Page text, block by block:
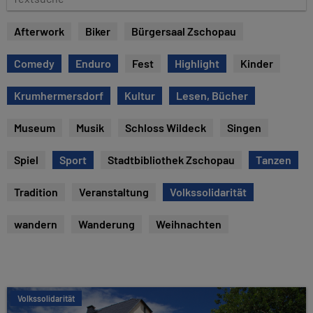
e
s
u
c
Afterwork Biker Bürgersaal Zschopau
Comedy Enduro Fest Highlight Kinder
Krumhermersdorf Kultur Lesen, Bücher
Museum Musik Schloss Wildeck Singen
Spiel Sport Stadtbibliothek Zschopau Tanzen
Tradition Veranstaltung Volkssolidarität
wandern Wanderung Weihnachten
Volkssolidarität